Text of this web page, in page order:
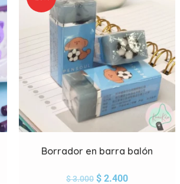
Borrador en barra balón
$3.000 $ 2.400